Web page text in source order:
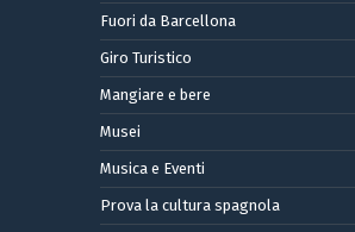
Fuori da Barcellona
Giro Turistico
Mangiare e bere
Musei
Musica e Eventi
Prova la cultura spagnola